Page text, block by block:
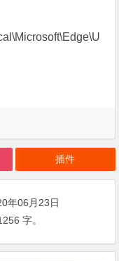
插件
年06月23日
字。